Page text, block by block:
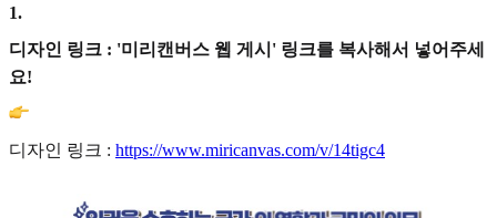
1.
디자인 링크 : '미리캔버스 웹 게시' 링크를 복사해서 넣어주세
요!
디자인 링크 : https://www.miricanvas.com/v/14tigc4